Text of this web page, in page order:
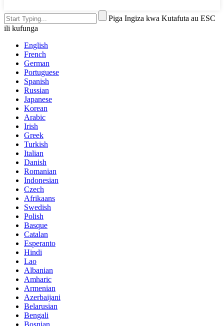
Piga Ingiza kwa Kutafuta au ESC
ili kufunga
English
French
German
Portuguese
Spanish
Russian
Japanese
Korean
Arabic
Irish
Greek
Turkish
Italian
Danish
Romanian
Indonesian
Czech
Afrikaans
Swedish
Polish
Basque
Catalan
Esperanto
Hindi
Lao
Albanian
Amharic
Armenian
Azerbaijani
Belarusian
Bengali
Bosnian